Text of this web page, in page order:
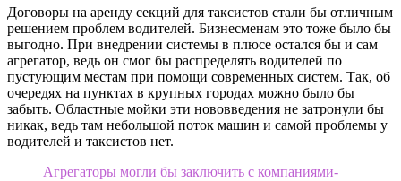
Договоры на аренду секций для таксистов стали бы отличным
решением проблем водителей. Бизнесменам это тоже было бы
выгодно. При внедрении системы в плюсе остался бы и сам
агрегатор, ведь он смог бы распределять водителей по
пустующим местам при помощи современных систем. Так, об
очередях на пунктах в крупных городах можно было бы
забыть. Областные мойки эти нововведения не затронули бы
никак, ведь там небольшой поток машин и самой проблемы у
водителей и таксистов нет.
Агрегаторы могли бы заключить с компаниями-